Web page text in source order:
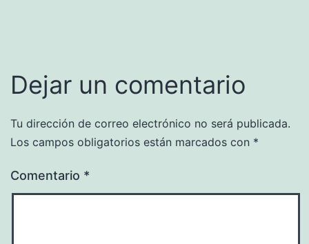
Dejar un comentario
Tu dirección de correo electrónico no será publicada.
Los campos obligatorios están marcados con *
Comentario *